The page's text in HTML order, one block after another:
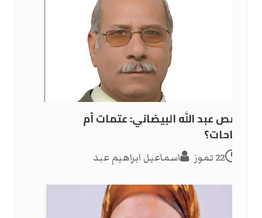
قصص عبد الله البيضاني: عتمات أم
صباحات؟
22 تموز اسماعيل ابراهيم عبد